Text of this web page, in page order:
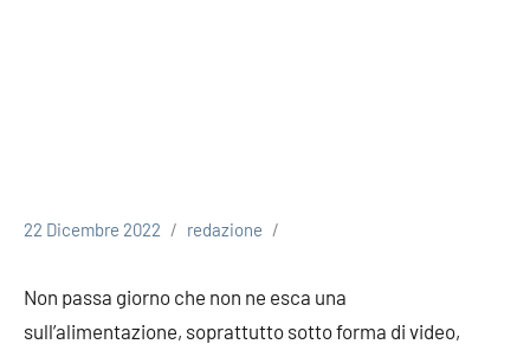
22 Dicembre 2022 redazione
Non passa giorno che non ne esca una
sull’alimentazione, soprattutto sotto forma di video,